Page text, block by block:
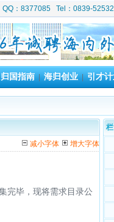
QQ：8377085 Tel：0839-
归国指南|海归创业|引才计
减小字体 增大字体
完毕，现将需求目录公